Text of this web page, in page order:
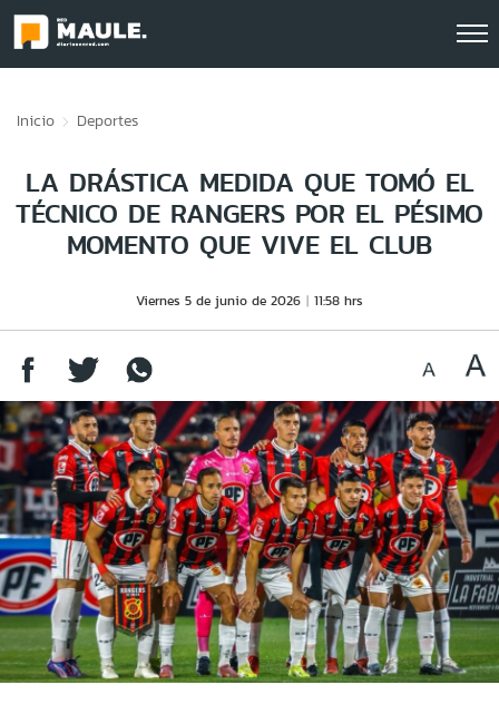
Inicio Deportes
LA DRÁSTICA MEDIDA QUE TOMÓ EL
TÉCNICO DE RANGERS POR EL PÉSIMO
MOMENTO QUE VIVE EL CLUB
Viernes 5 de junio de 2026 11:58 hrs